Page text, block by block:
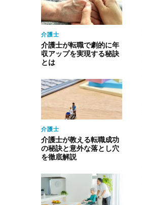
介護士
介護士が転職で劇的に年
収アップを実現する秘訣
とは
介護士
介護士が教える転職成功
の秘訣と意外な落とし穴
を徹底解説